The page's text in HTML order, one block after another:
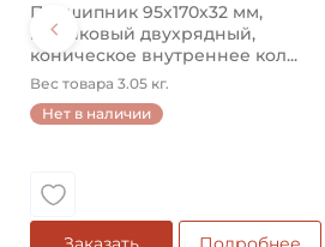
Подшипник 95х170х32 мм,
шариковый двухрядный,
коническое внутреннее кол...
Вес товара 3.05 кг.
Нет в наличии